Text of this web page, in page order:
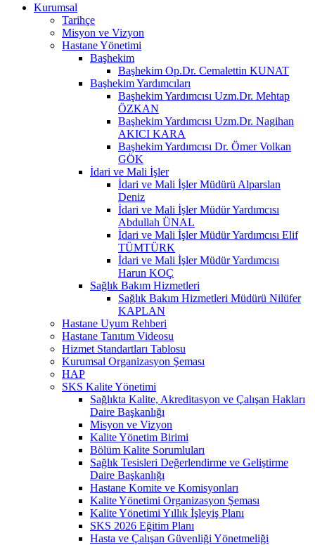
Kurumsal
Tarihçe
Misyon ve Vizyon
Hastane Yönetimi
Başhekim
Başhekim Op.Dr. Cemalettin KUNAT
Başhekim Yardımcıları
Başhekim Yardımcısı Uzm.Dr. Mehtap
ÖZKAN
Başhekim Yardımcısı Uzm.Dr. Nagihan
AKICI KARA
Başhekim Yardımcısı Dr. Ömer Volkan
GÖK
İdari ve Mali İşler
İdari ve Mali İşler Müdürü Alparslan
Deniz
İdari ve Mali İşler Müdür Yardımcısı
Abdullah ÜNAL
İdari ve Mali İşler Müdür Yardımcısı Elif
TÜMTÜRK
İdari ve Mali İşler Müdür Yardımcısı
Harun KOÇ
Sağlık Bakım Hizmetleri
Sağlık Bakım Hizmetleri Müdürü Nilüfer
KAPLAN
Hastane Uyum Rehberi
Hastane Tanıtım Videosu
Hizmet Standartları Tablosu
Kurumsal Organizasyon Şeması
HAP
SKS Kalite Yönetimi
Sağlıkta Kalite, Akreditasyon ve Çalışan Hakları
Daire Başkanlığı
Misyon ve Vizyon
Kalite Yönetim Birimi
Bölüm Kalite Sorumluları
Sağlık Tesisleri Değerlendirme ve Geliştirme
Daire Başkanlığı
Hastane Komite ve Komisyonları
Kalite Yönetimi Organizasyon Şeması
Kalite Yönetimi Yıllık İşleyiş Planı
SKS 2026 Eğitim Planı
Hasta ve Çalışan Güvenliği Yönetmeliği